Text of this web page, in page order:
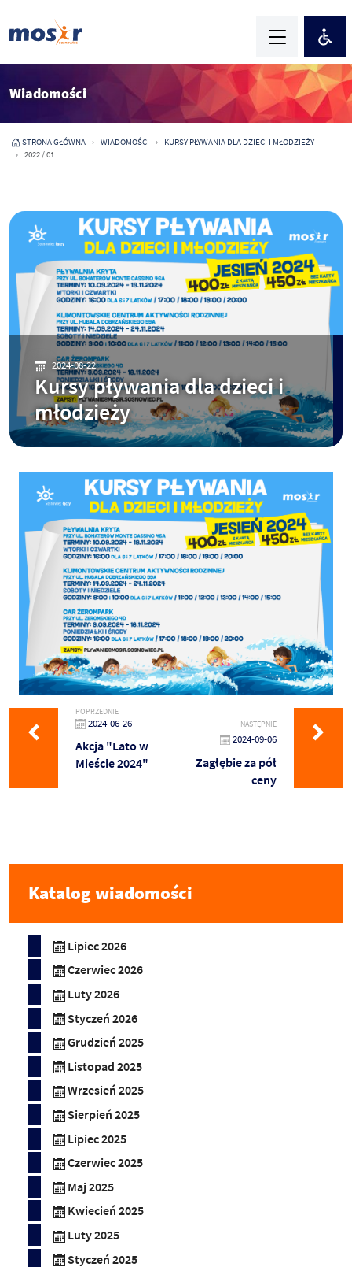
Wiadomości
STRONA GŁÓWNA WIADOMOŚCI
KURSY PŁYWANIA DLA DZIECI I MŁODZIEŻY
2022 / 01
2024-08-22
Kursy pływania dla dzieci i
młodzieży
POPRZEDNIE
2024-06-26
Akcja "Lato w
Mieście 2024"
NASTĘPNIE
2024-09-06
Zagłębie za pół
ceny
Katalog wiadomości
Lipiec 2026
Czerwiec 2026
Luty 2026
Styczeń 2026
Grudzień 2025
Listopad 2025
Wrzesień 2025
Sierpień 2025
Lipiec 2025
Czerwiec 2025
Maj 2025
Kwiecień 2025
Luty 2025
Styczeń 2025